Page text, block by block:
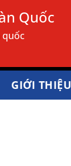
Quốc
quốc
GIỚI THIỆU